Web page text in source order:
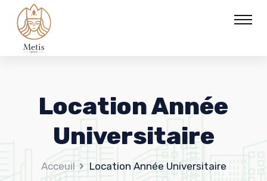
Location Année
Universitaire
Acceuil Location Année Universitaire